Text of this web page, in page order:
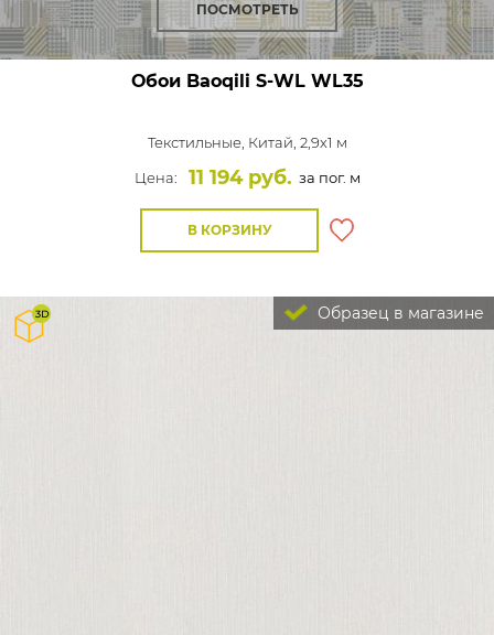
ПОСМОТРЕТЬ
Обои Baoqili S-WLWL35
Текстильные, Китай, 2,9x1 м
Цена:
11 194 руб. за пог. м
В КОРЗИНУ
Образец в магазине